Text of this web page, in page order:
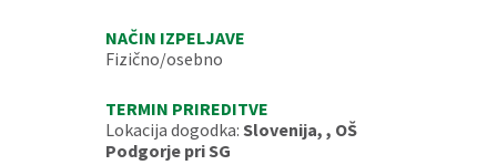
NAČIN IZPELJAVE
Fizično/osebno
TERMIN PRIREDITVE
Lokacija dogodka: Slovenija, , OŠ
Podgorje pri SG